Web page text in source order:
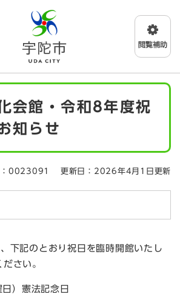
ニューを飛ばして本文へ
会館・令和8年度祝
知らせ
0023091 更新日：2026年4月1日更新
下記のとおり祝日を臨時開館いたし
さい。
）憲法記念日